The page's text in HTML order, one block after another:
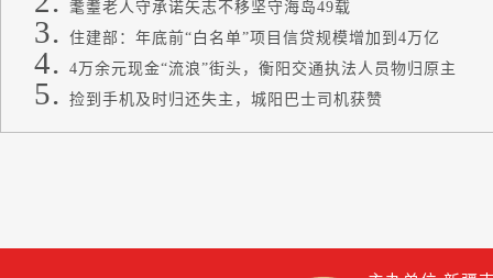
耄耋老人守承诺矢志不移坚守海岛49载
住建部：年底前“白名单”项目信贷规模增加到4万亿
4万余元现金“流浪”街头，衡阳交通执法人员物归原主
捡到手机及时归还失主，城阳巴士司机获赞